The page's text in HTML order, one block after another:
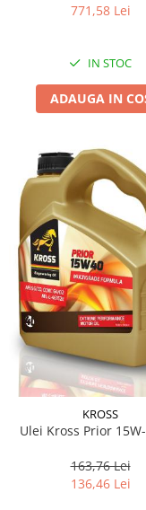
771,58 Lei
IN STOC
ADAUGA IN
KROSS
Ulei Kross Prior
163,76 Lei
136,46 Lei